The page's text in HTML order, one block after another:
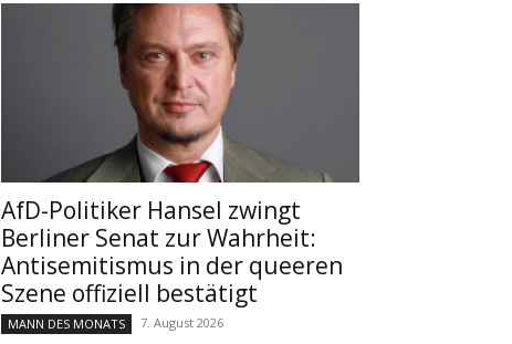
AfD-Politiker Hansel zwingt
Berliner Senat zur Wahrheit:
Antisemitismus in der queeren
Szene offiziell bestätigt
MANN DES MONATS 7. August 2026